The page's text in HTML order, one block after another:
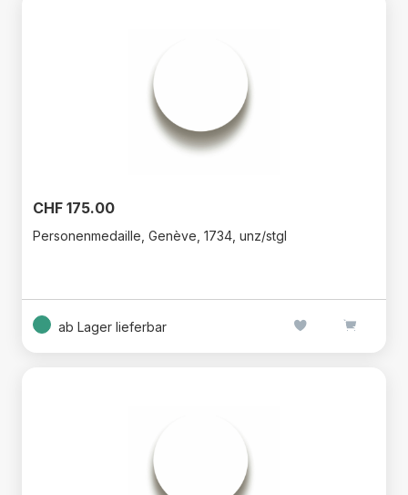
CHF 175.00
Personenmedaille, Genève, 1734, unz/stgl
ab Lager lieferbar